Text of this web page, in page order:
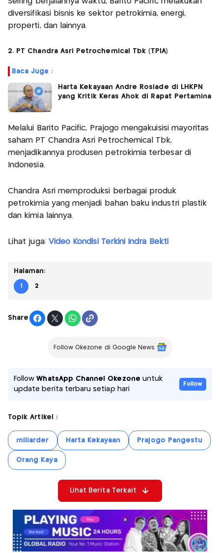
diversifikasi bisnis ke sektor petrokimia, energi,
properti, dan lainnya.
2. PT Chandra Asri Petrochemical Tbk (TPIA)
Baca Juga :
Harta Kekayaan Andre Rosiade di LHKPN
yang Kritik Keras Ahok di Rapat Pertamina
Melalui Barito Pacific, Prajogo mengakuisisi mayoritas
saham PT Chandra Asri Petrochemical Tbk,
menjadikannya produsen petrokimia terbesar di
Indonesia.
Chandra Asri memproduksi berbagai produk
petrokimia yang menjadi bahan baku industri plastik
dan kimia lainnya.
Lihat juga: Video Kondisi Terkini Indra Bekti
Halaman:
1 2
Share
Follow Okezone di Google News
FollowWhatsApp Channel Okezone untuk
update berita terbaru setiap hari
Follow
Topik Artikel :
miliarder Harta Kekayaan Prajogo Pangestu
Orang Kaya
Lihat Berita Terkait